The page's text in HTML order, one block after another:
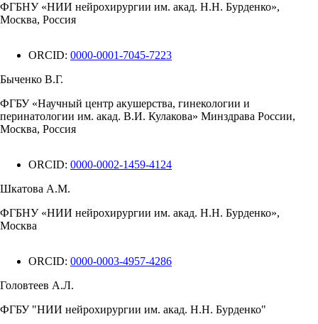
ФГБНУ «НИИ нейрохирургии им. акад. Н.Н. Бурденко»,
Москва, Россия
ORCID: 0000-0001-7045-7223
Быченко В.Г.
ФГБУ «Научный центр акушерства, гинекологии и
перинатологии им. акад. В.И. Кулакова» Минздрава России,
Москва, Россия
ORCID: 0000-0002-1459-4124
Шкатова А.М.
ФГБНУ «НИИ нейрохирургии им. акад. Н.Н. Бурденко»,
Москва
ORCID: 0000-0003-4957-4286
Головтеев А.Л.
ФГБУ "НИИ нейрохирургии им. акад. Н.Н. Бурденко"